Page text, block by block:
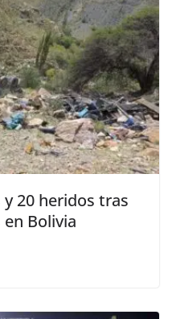
20 heridos tras
Bolivia